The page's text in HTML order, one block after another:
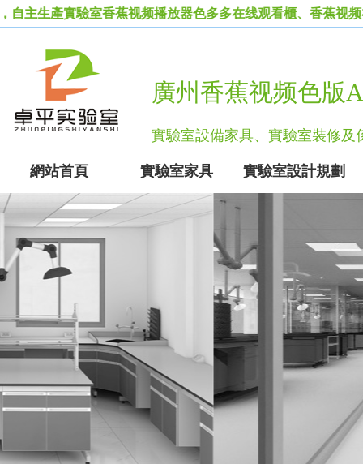
生產實驗室香蕉视频播放器色多多在线观看櫃、香蕉视频在
廣州香蕉视频色版
實驗室設備家具、實驗室裝修
網站首頁 實驗室家具 實驗室設計規劃